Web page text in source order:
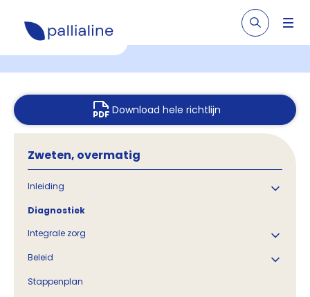
Download hele richtlijn
Zweten, overmatig
Inleiding
Diagnostiek
Integrale zorg
Beleid
Stappenplan